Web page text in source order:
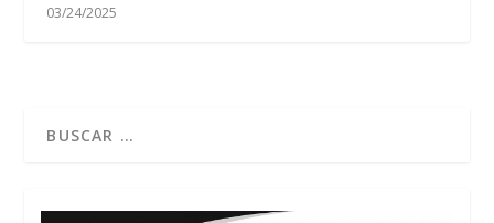
03/24/2025